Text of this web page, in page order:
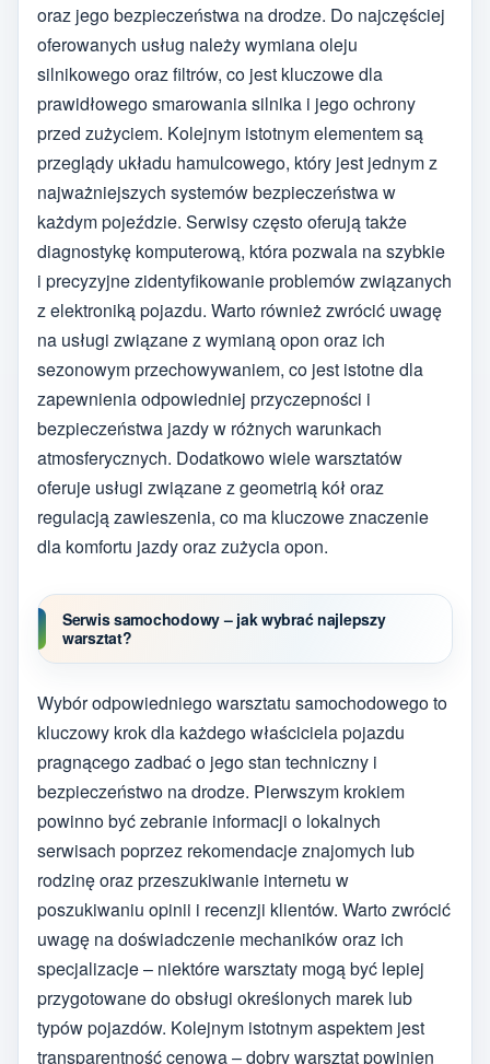
oraz jego bezpieczeństwa na drodze. Do najczęściej
oferowanych usług należy wymiana oleju
silnikowego oraz filtrów, co jest kluczowe dla
prawidłowego smarowania silnika i jego ochrony
przed zużyciem. Kolejnym istotnym elementem są
przeglądy układu hamulcowego, który jest jednym z
najważniejszych systemów bezpieczeństwa w
każdym pojeździe. Serwisy często oferują także
diagnostykę komputerową, która pozwala na szybkie
i precyzyjne zidentyfikowanie problemów związanych
z elektroniką pojazdu. Warto również zwrócić uwagę
na usługi związane z wymianą opon oraz ich
sezonowym przechowywaniem, co jest istotne dla
zapewnienia odpowiedniej przyczepności i
bezpieczeństwa jazdy w różnych warunkach
atmosferycznych. Dodatkowo wiele warsztatów
oferuje usługi związane z geometrią kół oraz
regulacją zawieszenia, co ma kluczowe znaczenie
dla komfortu jazdy oraz zużycia opon.
Serwis samochodowy – jak wybrać najlepszy
warsztat?
Wybór odpowiedniego warsztatu samochodowego to
kluczowy krok dla każdego właściciela pojazdu
pragnącego zadbać o jego stan techniczny i
bezpieczeństwo na drodze. Pierwszym krokiem
powinno być zebranie informacji o lokalnych
serwisach poprzez rekomendacje znajomych lub
rodzinę oraz przeszukiwanie internetu w
poszukiwaniu opinii i recenzji klientów. Warto zwrócić
uwagę na doświadczenie mechaników oraz ich
specjalizacje – niektóre warsztaty mogą być lepiej
przygotowane do obsługi określonych marek lub
typów pojazdów. Kolejnym istotnym aspektem jest
transparentność cenowa – dobry warsztat powinien